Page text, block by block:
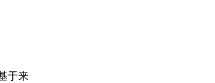
于来